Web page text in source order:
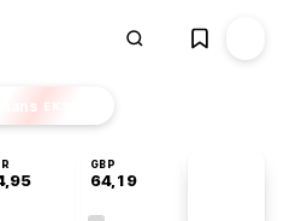
EKSTRA
GBP
64,19